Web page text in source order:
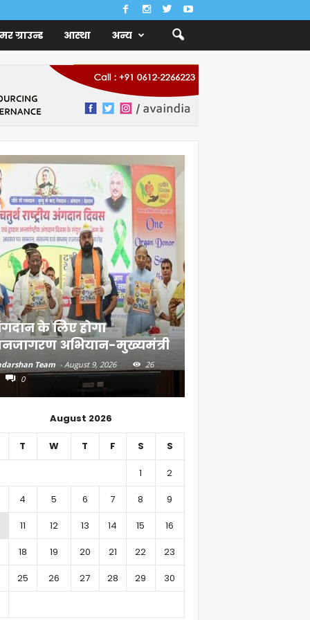
ग्राउन्ड आस्था अन्य
के लिए होगा
अभियान-मुख्यमंत्री
Team - August 9, 2026
26
0
August 2026
T W T F S S
1
2
4 5 6 7 8
9
11 12 13 14 15
16
18 19 20 21 22
23
25 26 27 28 29
30